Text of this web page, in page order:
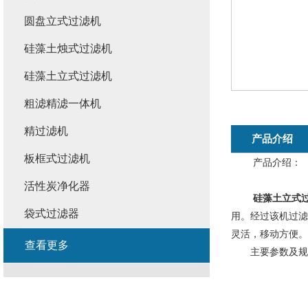
产品介绍
产品介绍：
硅藻土立式
用。经过该机过
灵活，移动方便。
主要参数及规
圆盘立式过滤机
硅藻土烛式过滤机
硅藻土立式过滤机
粗滤精滤一体机
精过滤机
板框式过滤机
活性炭净化器
袋式过滤器
查看更多